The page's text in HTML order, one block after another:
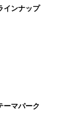
インナップ
ーマパーク